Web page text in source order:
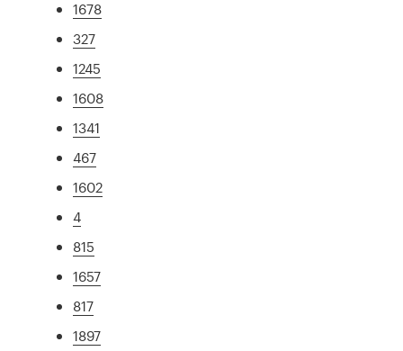
1678
327
1245
1608
1341
467
1602
4
815
1657
817
1897